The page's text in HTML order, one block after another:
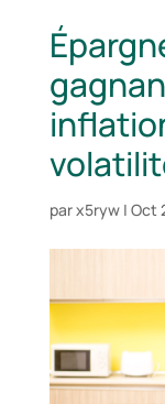
parx5ryw| Oct